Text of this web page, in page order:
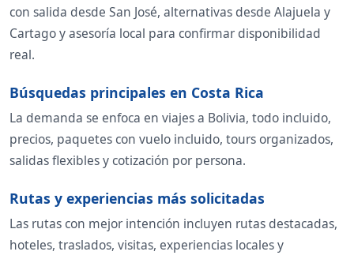
con salida desde San José, alternativas desde Alajuela y
Cartago y asesoría local para confirmar disponibilidad
real.
Búsquedas principales en Costa Rica
La demanda se enfoca en viajes a Bolivia, todo incluido,
precios, paquetes con vuelo incluido, tours organizados,
salidas flexibles y cotización por persona.
Rutas y experiencias más solicitadas
Las rutas con mejor intención incluyen rutas destacadas,
hoteles, traslados, visitas, experiencias locales y